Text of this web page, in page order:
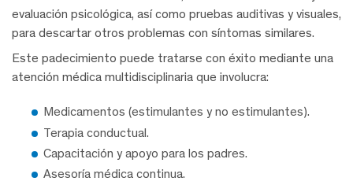
evaluación psicológica, así como pruebas auditivas y visuales,
para descartar otros problemas con síntomas similares.
Este padecimiento puede tratarse con éxito mediante una
atención médica multidisciplinaria que involucra:
Medicamentos (estimulantes y no estimulantes).
Terapia conductual.
Capacitación y apoyo para los padres.
Asesoría médica continua.